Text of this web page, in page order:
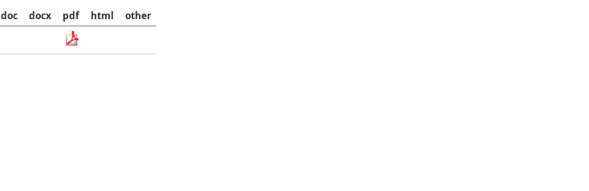
doc docx pdf html
other